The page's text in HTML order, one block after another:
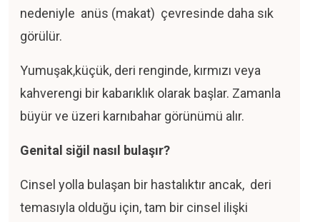
nedeniyle anüs (makat) çevresinde daha sık
görülür.
Yumuşak,küçük, deri renginde, kırmızı veya
kahverengi bir kabarıklık olarak başlar. Zamanla
büyür ve üzeri karnıbahar görünümü alır.
Genital siğil nasıl bulaşır?
Cinsel yolla bulaşan bir hastalıktır ancak, deri
temasıyla olduğu için, tam bir cinsel ilişki